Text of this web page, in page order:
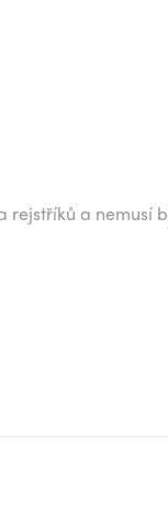
rejstříků a nemusí